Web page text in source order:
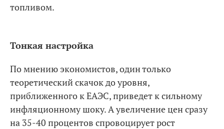
топливом.
Тонкая настройка
По мнению экономистов, один только
теоретический скачок до уровня,
приближенного к ЕАЭС, приведет к сильному
инфляционному шоку. А увеличение цен сразу
на 35-40 процентов спровоцирует рост